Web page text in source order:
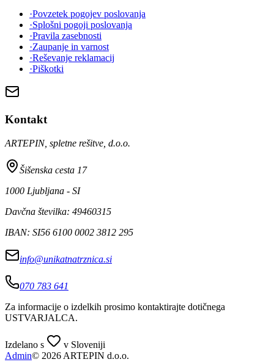
·Povzetek pogojev poslovanja
·Splošni pogoji poslovanja
·Pravila zasebnosti
·Zaupanje in varnost
·Reševanje reklamacij
·Piškotki
Kontakt
ARTEPIN, spletne rešitve, d.o.o.
Šišenska cesta 17
1000 Ljubljana - SI
Davčna številka: 49460315
IBAN: SI56 6100 0002 3812 295
info@unikatnatrznica.si
070 783 641
Za informacije o izdelkih prosimo kontaktirajte dotičnega
USTVARJALCA.
Izdelano s
v Sloveniji
Admin© 2026 ARTEPIN d.o.o.